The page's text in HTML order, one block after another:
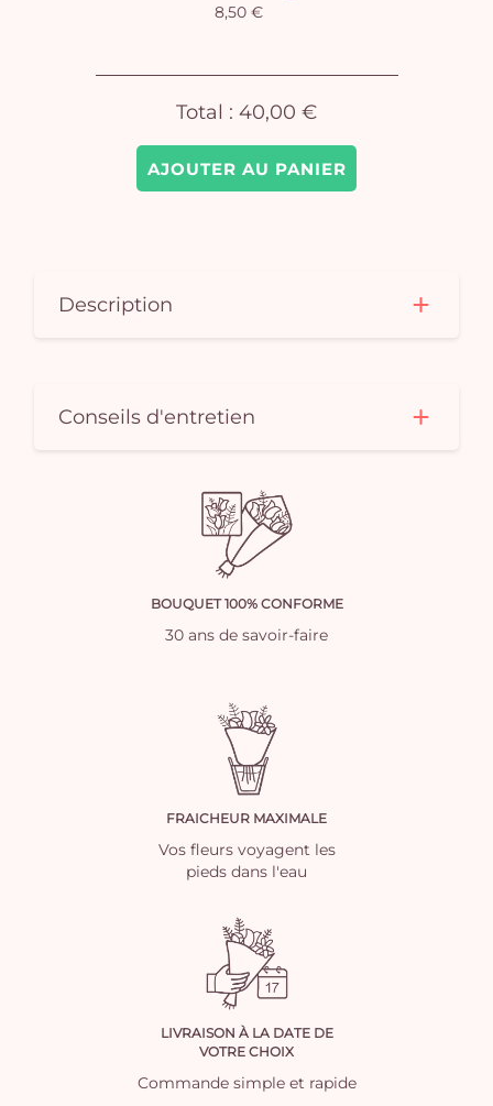
AJOUTER AU PANIER
8,50 €
Total : 40,00 €
Description
Conseils d'entretien
BOUQUET 100% CONFORME
30 ans de savoir-faire
FRAICHEUR MAXIMALE
Vos fleurs voyagent les
pieds dans l'eau
LIVRAISON À LA DATE DE
VOTRE CHOIX
Commande simple et rapide